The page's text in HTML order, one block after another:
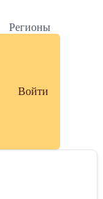
Регионы
Войти